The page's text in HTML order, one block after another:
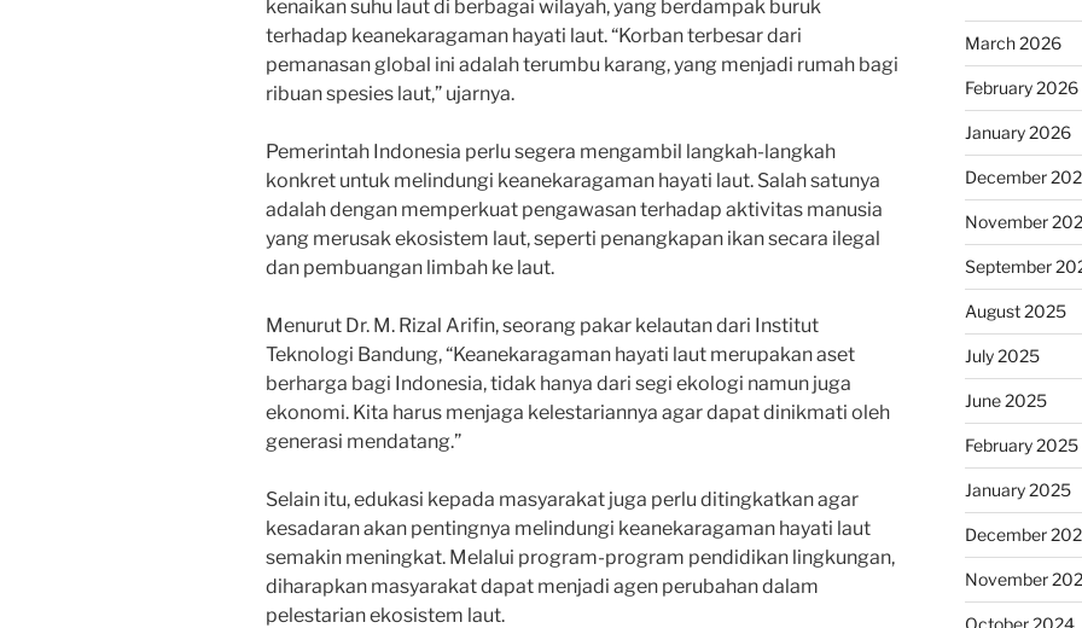
kenaikan suhu laut di berbagai wilayah, yang berdampak buruk
terhadap keanekaragaman hayati laut. “Korban terbesar dari
pemanasan global ini adalah terumbu karang, yang menjadi rumah bagi
ribuan spesies laut,” ujarnya.
Pemerintah Indonesia perlu segera mengambil langkah-langkah
konkret untuk melindungi keanekaragaman hayati laut. Salah satunya
adalah dengan memperkuat pengawasan terhadap aktivitas manusia
yang merusak ekosistem laut, seperti penangkapan ikan secara ilegal
dan pembuangan limbah ke laut.
Menurut Dr. M. Rizal Arifin, seorang pakar kelautan dari Institut
Teknologi Bandung, “Keanekaragaman hayati laut merupakan aset
berharga bagi Indonesia, tidak hanya dari segi ekologi namun juga
ekonomi. Kita harus menjaga kelestariannya agar dapat dinikmati oleh
generasi mendatang.”
Selain itu, edukasi kepada masyarakat juga perlu ditingkatkan agar
kesadaran akan pentingnya melindungi keanekaragaman hayati laut
semakin meningkat. Melalui program-program pendidikan lingkungan,
diharapkan masyarakat dapat menjadi agen perubahan dalam
pelestarian ekosistem laut.
March 2026
February 2026
January 2026
December
November
September
August 2025
July 2025
June 2025
February 2025
January 2025
December
November
October 2024